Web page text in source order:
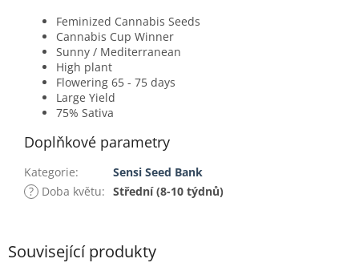
Související produkty
Feminized Cannabis Seeds
Cannabis Cup Winner
Sunny / Mediterranean
High plant
Flowering 65 - 75 days
Large Yield
75% Sativa
Doplňkové parametry
Kategorie:
Sensi Seed Bank
? Doba květu: Střední (8-10 týdnů)